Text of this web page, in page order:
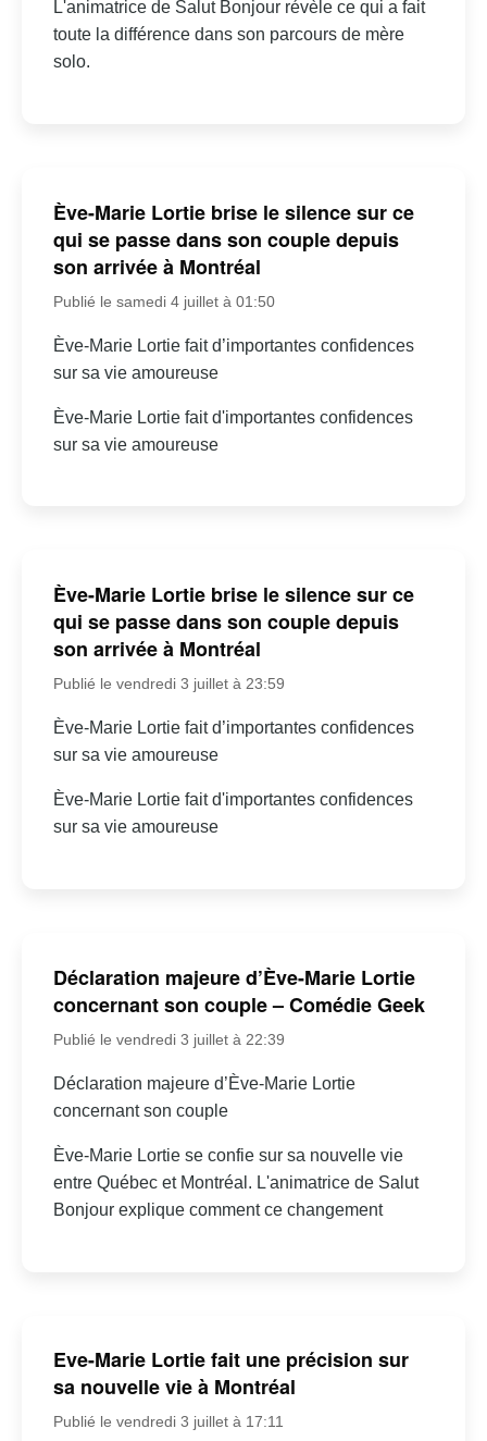
L'animatrice de Salut Bonjour révèle ce qui a fait
toute la différence dans son parcours de mère
solo.
Ève-Marie Lortie brise le silence sur ce
qui se passe dans son couple depuis
son arrivée à Montréal
Publié le samedi 4 juillet à 01:50
Ève-Marie Lortie fait d’importantes confidences
sur sa vie amoureuse
Ève-Marie Lortie fait d'importantes confidences
sur sa vie amoureuse
Ève-Marie Lortie brise le silence sur ce
qui se passe dans son couple depuis
son arrivée à Montréal
Publié le vendredi 3 juillet à 23:59
Ève-Marie Lortie fait d’importantes confidences
sur sa vie amoureuse
Ève-Marie Lortie fait d'importantes confidences
sur sa vie amoureuse
Déclaration majeure d’Ève-Marie Lortie
concernant son couple – Comédie Geek
Publié le vendredi 3 juillet à 22:39
Déclaration majeure d’Ève-Marie Lortie
concernant son couple
Ève-Marie Lortie se confie sur sa nouvelle vie
entre Québec et Montréal. L'animatrice de Salut
Bonjour explique comment ce changement
Eve-Marie Lortie fait une précision sur
sa nouvelle vie à Montréal
Publié le vendredi 3 juillet à 17:11